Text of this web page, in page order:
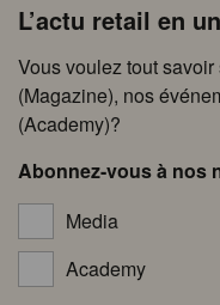
L’actu retail en
Vous voulez tout
(Magazine), nos
(Academy)?
Abonnez-vous à nos
Media
Academy